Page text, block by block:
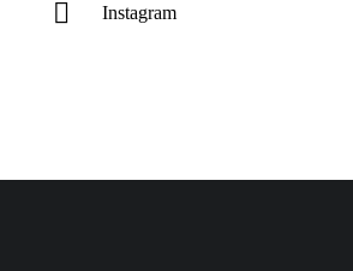
Instagram